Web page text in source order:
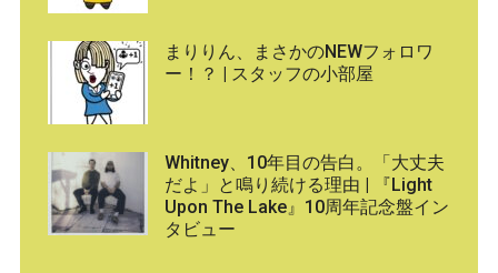
まりりん、まさかのNEWフォロワ
ー！？ | スタッフの小部屋
Whitney、10年目の告白。「大丈夫
だよ」と鳴り続ける理由 | 『Light
Upon The Lake』10周年記念盤イン
タビュー